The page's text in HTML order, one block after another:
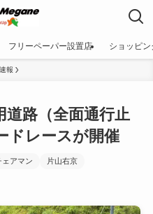
フリーペーパー設置店 ショッピン
報
道路（全面通行止
ドレースが開催
ェアマン 片山右京